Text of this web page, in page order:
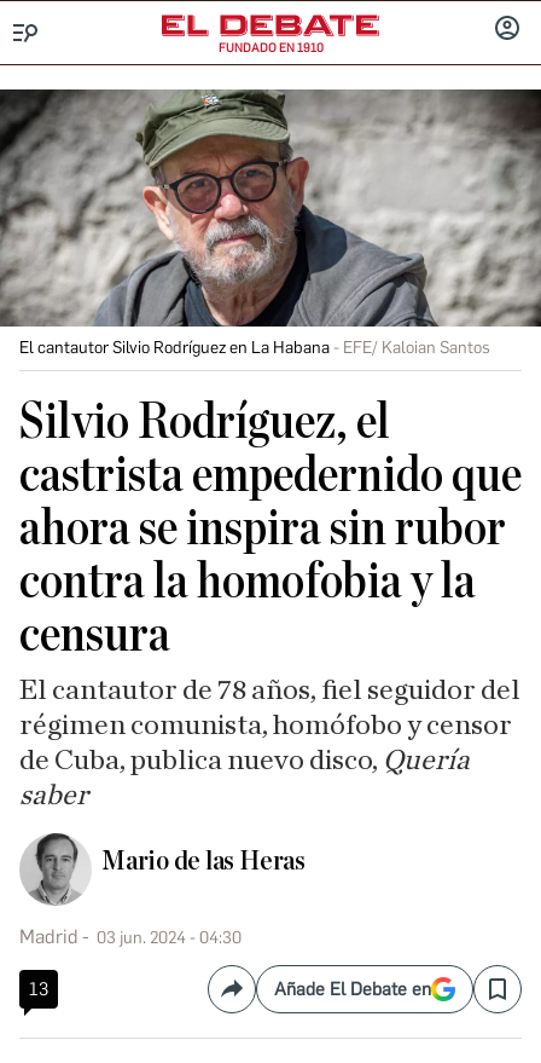
FUNDADO EN 1910
El cantautor Silvio Rodríguez en La Habana EFE/ Kaloian Santos
Silvio Rodríguez, el
castrista empedernido que
ahora se inspira sin rubor
contra la homofobia y la
censura
El cantautor de 78 años, fiel seguidor del
régimen comunista, homófobo y censor
de Cuba, publica nuevo disco, Quería
saber
Mario de las Heras
Madrid 03 jun. 2024 - 04:30
13 CompartirAñade El Debate en Save